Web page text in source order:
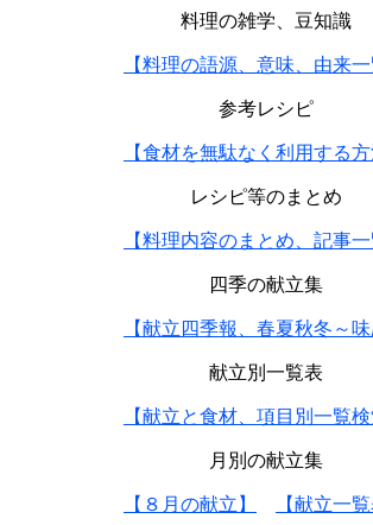
料理の雑学、豆知識
【料理の語源、意味、由来一
参考レシピ
【食材を無駄なく利用する方
レシピ等のまとめ
【料理内容のまとめ、記事一
四季の献立集
【献立四季報、春夏秋冬～味
献立別一覧表
【献立と食材、項目別一覧検
月別の献立集
【８月の献立】 【献立一覧